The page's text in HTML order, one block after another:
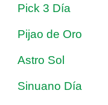
Pick 3 Día
Pijao de Oro
Astro Sol
Sinuano Día